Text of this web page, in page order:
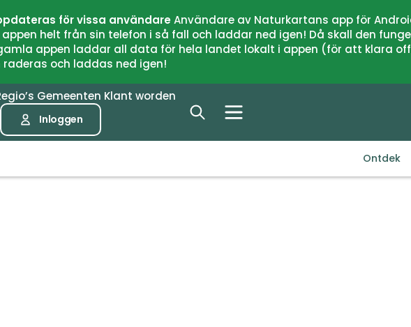
för vissa användareAnvändare av Naturkartans app för
helt från sin telefon i så fall och laddar ned igen! Då skall den
appen laddar all data för hela landet lokalt i appen (för att klara
och laddas ned igen!
Gemeenten Klant worden
Inloggen
Ontdek